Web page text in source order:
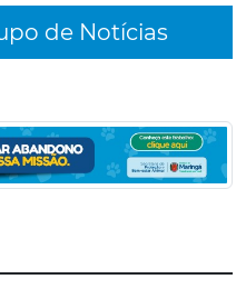
de Notícias